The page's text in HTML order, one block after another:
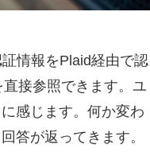
情報をPlaid経由で認
接参照できます。ユ
感じます。何か変わ
答が返ってきます。